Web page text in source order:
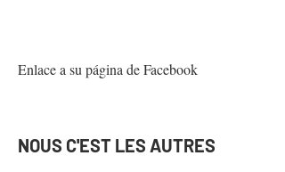
Enlace a su página de Facebook
NOUS C'EST LES AUTRES